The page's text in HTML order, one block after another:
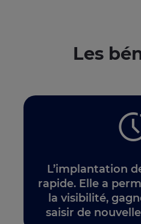
Les
L’implantation
rapide. Elle a
la visibilité,
saisir de